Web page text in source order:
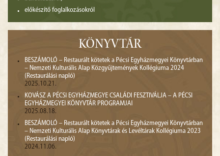
előkészítő foglalkozásokról
KÖNYVTÁR
BESZÁMOLÓ – Restaurált kötetek a Pécsi Egyházmegyei Könyvtárban
– Nemzeti Kulturális Alap Közgyűjtemények Kollégiuma 2024
(Restaurálási napló)
2025.10.21.
KOVÁSZ A PÉCSI EGYHÁZMEGYE CSALÁDI FESZTIVÁLJA – A PÉCSI
EGYHÁZMEGYEI KÖNYVTÁR PROGRAMJAI
2025.08.18.
BESZÁMOLÓ – Restaurált kötetek a Pécsi Egyházmegyei Könyvtárban
– Nemzeti Kulturális Alap Könyvtárak és Levéltárak Kollégiuma 2023
(Restaurálási napló)
2024.11.06.